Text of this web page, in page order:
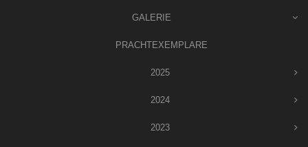
GALERIE
PRACHTEXEMPLARE
2025
2024
2023